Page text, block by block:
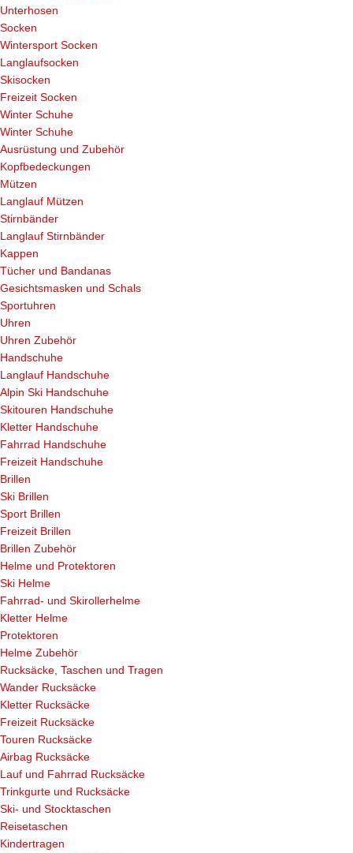
Unterhosen
Socken
Wintersport Socken
Langlaufsocken
Skisocken
Freizeit Socken
Winter Schuhe
Winter Schuhe
Ausrüstung und Zubehör
Kopfbedeckungen
Mützen
Langlauf Mützen
Stirnbänder
Langlauf Stirnbänder
Kappen
Tücher und Bandanas
Gesichtsmasken und Schals
Sportuhren
Uhren
Uhren Zubehör
Handschuhe
Langlauf Handschuhe
Alpin Ski Handschuhe
Skitouren Handschuhe
Kletter Handschuhe
Fahrrad Handschuhe
Freizeit Handschuhe
Brillen
Ski Brillen
Sport Brillen
Freizeit Brillen
Brillen Zubehör
Helme und Protektoren
Ski Helme
Fahrrad- und Skirollerhelme
Kletter Helme
Protektoren
Helme Zubehör
Rucksäcke, Taschen und Tragen
Wander Rucksäcke
Kletter Rucksäcke
Freizeit Rucksäcke
Touren Rucksäcke
Airbag Rucksäcke
Lauf und Fahrrad Rucksäcke
Trinkgurte und Rucksäcke
Ski- und Stocktaschen
Reisetaschen
Kindertragen